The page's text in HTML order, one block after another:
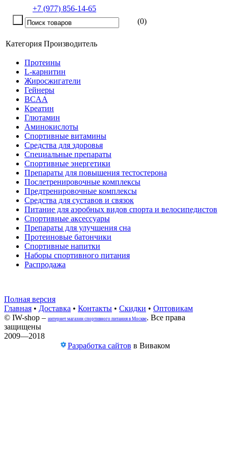
+7 (977) 856-14-65
(0)
Категория Производитель
Протеины
L-карнитин
Жиросжигатели
Гейнеры
BCAA
Креатин
Глютамин
Аминокислоты
Спортивные витамины
Средства для здоровья
Специальные препараты
Спортивные энергетики
Препараты для повышения тестостерона
Послетренировочные комплексы
Предтренировочные комплексы
Средства для суставов и связок
Питание для аэробных видов спорта и велосипедистов
Спортивные аксессуары
Препараты для улучшения сна
Протеиновые батончики
Спортивные напитки
Наборы спортивного питания
Распродажа
Полная версия
Главная • Доставка • Контакты • Скидки • Оптовикам
© IW-shop – интернет магазин спортивного питания в Москве. Все права
защищены
2009—2018
Разработка сайтов в Виваком